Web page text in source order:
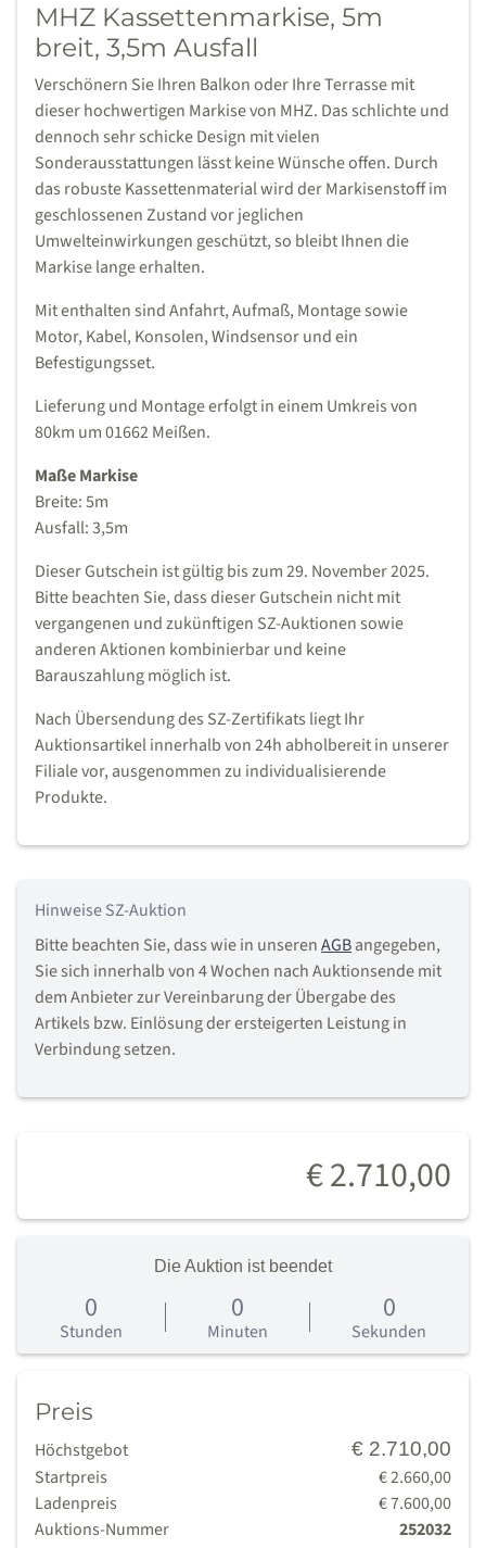
€ 2.710,00
Die Auktion ist beendet
0
Stunden
0
Minuten
0
Sekunden
Preis
Höchstgebot € 2.710,00
Startpreis
€ 2.660,00
Ladenpreis
€ 7.600,00
Auktions-Nummer
252032
MHZ Kassettenmarkise, 5m
breit, 3,5m Ausfall
Verschönern Sie Ihren Balkon oder Ihre Terrasse mit
dieser hochwertigen Markise von MHZ. Das schlichte und
dennoch sehr schicke Design mit vielen
Sonderausstattungen lässt keine Wünsche offen. Durch
das robuste Kassettenmaterial wird der Markisenstoff im
geschlossenen Zustand vor jeglichen
Umwelteinwirkungen geschützt, so bleibt Ihnen die
Markise lange erhalten.
Mit enthalten sind Anfahrt, Aufmaß, Montage sowie
Motor, Kabel, Konsolen, Windsensor und ein
Befestigungsset.
Lieferung und Montage erfolgt in einem Umkreis von
80km um 01662 Meißen.
Maße Markise
Breite: 5m
Ausfall: 3,5m
Dieser Gutschein ist gültig bis zum 29. November 2025.
Bitte beachten Sie, dass dieser Gutschein nicht mit
vergangenen und zukünftigen SZ-Auktionen sowie
anderen Aktionen kombinierbar und keine
Barauszahlung möglich ist.
Nach Übersendung des SZ-Zertifikats liegt Ihr
Auktionsartikel innerhalb von 24h abholbereit in unserer
Filiale vor, ausgenommen zu individualisierende
Produkte.
Hinweise SZ-Auktion
Bitte beachten Sie, dass wie in unserenAGBangegeben,
Sie sich innerhalb von 4 Wochen nach Auktionsende mit
dem Anbieter zur Vereinbarung der Übergabe des
Artikels bzw. Einlösung der ersteigerten Leistung in
Verbindung setzen.